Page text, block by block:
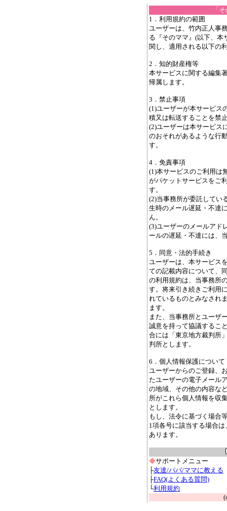
「
1．利用規約の範囲
ユーザーは、竹内正人事
る『そのママ』(以下、本
関し、適用される以下の
2．知的財産権等
本サービスに関する編集
帰属します。
3．禁止事項
(1)ユーザーが本サービス
積又は転送することを禁
(2)ユーザーは本サービス
のおそれがあるような行
す。
4．免責事項
(1)本サービスのご利用は
がパケットサービスをご
す。
(2)当事務所が委託してい
生時のメール遅延・不達
ん。
(3)ユーザーのメールアド
ールの遅延・不達には、
5．同意・法的手続き
ユーザーは、本サービス
ての記載内容について、
の利用規約は、当事務所
す。将来引き続きご利用
れているものとみなされ
ます。
また、当事務所とユーザ
誠意を持って協議するこ
合には「東京地方裁判所
判所とします。
6．個人情報保護について
ユーザーからのご登録、
たユーザーの電子メール
の地域、その他の内容な
所がこれら個人情報を収
とします。
もし、法令に基づく場合
1項各号に該当する場合
あります。
◆サポートメニュー
├友達/パパ/ママに教える
├FAQ(よくある質問)
└利用規約